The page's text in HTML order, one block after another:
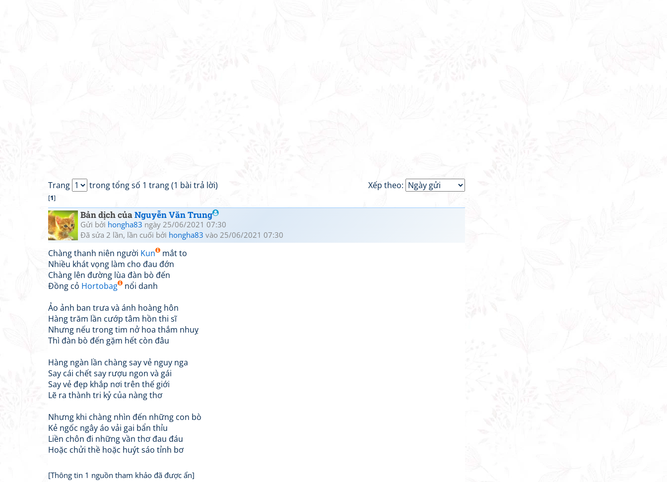
Xếp theo:
Trang trong tổng số 1 trang (1 bài trả lời)
[1]
Bản dịch củaNguyễn Văn Trung
Gửi bởi hongha83 ngày 25/06/2021 07:30
Đã sửa 2 lần, lần cuối bởi hongha83 vào 25/06/2021 07:30
Chàng thanh niên người Kun
mắt to
Nhiều khát vọng làm cho đau đớn
Chàng lên đường lùa đàn bò đến
Đồng cỏ Hortobag
nổi danh
Ảo ảnh ban trưa và ánh hoàng hôn
Hàng trăm lần cướp tâm hồn thi sĩ
Nhưng nếu trong tim nở hoa thắm nhuỵ
Thì đàn bò đến gặm hết còn đâu
Hàng ngàn lần chàng say vẻ nguy nga
Say cái chết say rượu ngon và gái
Say vẻ đẹp khắp nơi trên thế giới
Lẽ ra thành tri kỷ của nàng thơ
Nhưng khi chàng nhìn đến những con bò
Kẻ ngốc ngây áo vải gai bẩn thỉu
Liền chôn đi những vần thơ đau đáu
Hoặc chửi thề hoặc huýt sáo tỉnh bơ
[Thông tin 1 nguồn tham khảo đã được ẩn]